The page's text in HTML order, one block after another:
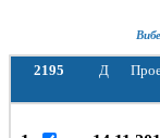
2195 Д